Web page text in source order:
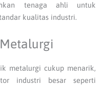
tenaga ahli untuk
kualitas industri.
metalurgi cukup menarik,
industri besar seperti